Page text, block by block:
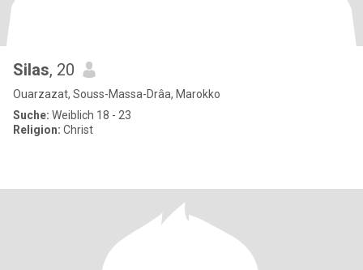
Silas, 20
Ouarzazat, Souss-Massa-Drâa, Marokko
Suche: Weiblich 18 - 23
Religion: Christ